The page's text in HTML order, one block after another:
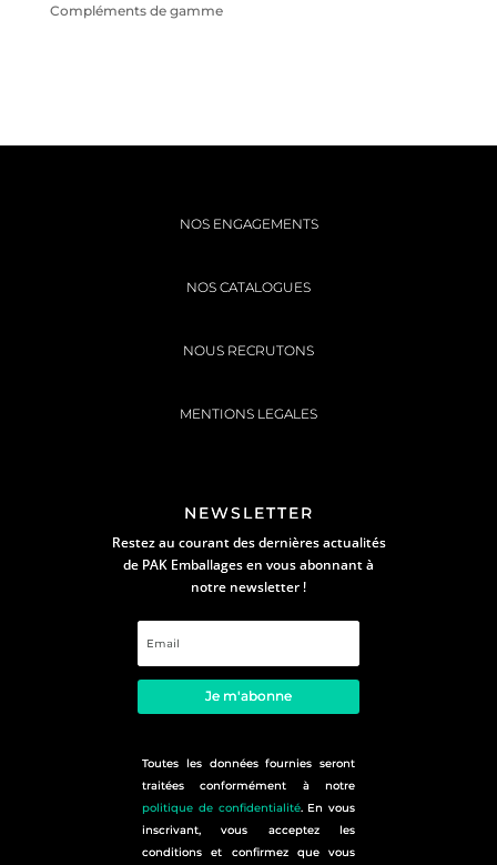
Compléments de gamme
NOS ENGAGEMENTS
NOS CATALOGUES
NOUS RECRUTONS
MENTIONS LEGALES
NEWSLETTER
Restez au courant des dernières actualités
de PAK Emballages en vous abonnant à
notre newsletter !
Je m'abonne
Toutes les données fournies seront
traitées conformément à notre
politique de confidentialité. En vous
inscrivant, vous acceptez les
conditions et confirmez que vous